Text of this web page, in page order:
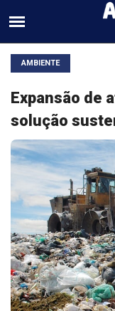
AMBIENTE
Expansão de
solução